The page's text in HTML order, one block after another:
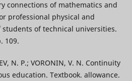
connections of mathematics and
professional physical and
of technical universities.
109.
N. P.; VORONIN, V. N. Continuity
education. Textbook. allowance.